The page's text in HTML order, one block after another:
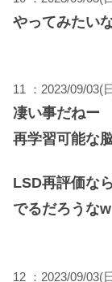
やってみたい
11 ：2023/09/03(
凄い事だねー
再学習可能な
LSD再評価な
でるだろうなw
12 ：2023/09/03(